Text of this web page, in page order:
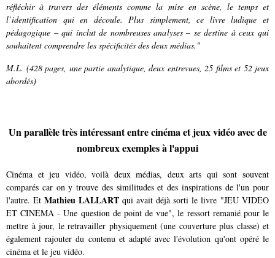
réfléchir à travers des éléments comme la mise en scène, le temps et
l’identification qui en découle. Plus simplement, ce livre ludique et
pédagogique – qui inclut de nombreuses analyses – se destine à ceux qui
souhaitent comprendre les spécificités des deux médias."
M.L. (428 pages, une partie analytique, deux entrevues, 25 films et 52 jeux
abordés)
Un parallèle très intéressant entre cinéma et jeux vidéo avec de
nombreux exemples à l'appui
Cinéma et jeu vidéo, voilà deux médias, deux arts qui sont souvent
comparés car on y trouve des similitudes et des inspirations de l'un pour
l'autre. Et Mathieu LALLART qui avait déjà sorti le livre "JEU VIDEO
ET CINEMA - Une question de point de vue", le ressort remanié pour le
mettre à jour, le retravailler physiquement (une couverture plus classe) et
également rajouter du contenu et adapté avec l'évolution qu'ont opéré le
cinéma et le jeu vidéo.